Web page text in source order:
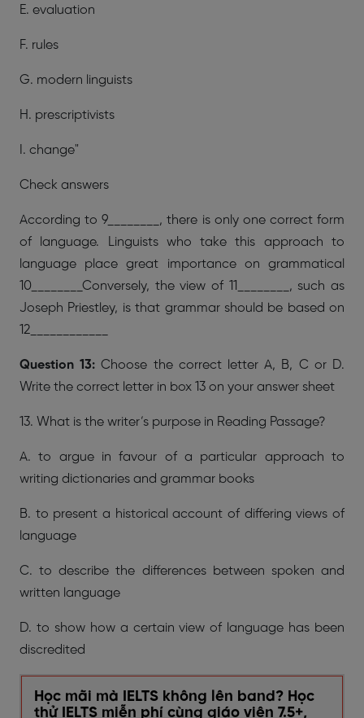
E. evaluation
F. rules
G. modern linguists
H. prescriptivists
I. change"
Check answers
According to 9________, there is only one correct form
of language. Linguists who take this approach to
language place great importance on grammatical
10________Conversely, the view of 11________, such as
Joseph Priestley, is that grammar should be based on
12____________
Question 13:Choose the correct letter A, B, C or D.
Write the correct letter in box 13 on your answer sheet
13. What is the writer’s purpose in Reading Passage?
A. to argue in favour of a particular approach to
writing dictionaries and grammar books
B. to present a historical account of differing views of
language
C. to describe the differences between spoken and
written language
D. to show how a certain view of language has been
discredited
Học mãi mà IELTS không lên band? Học
thử IELTS miễn phí cùng giáo viên 7.5+,